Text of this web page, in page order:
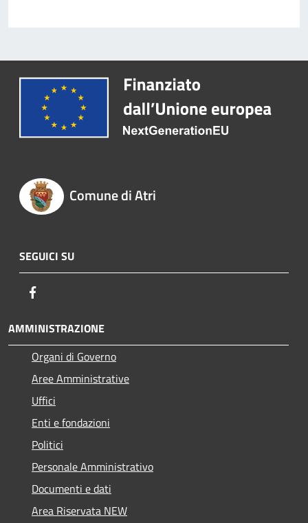
Comune di Atri
SEGUICI SU
AMMINISTRAZIONE
Organi di Governo
Aree Amministrative
Uffici
Enti e fondazioni
Politici
Personale Amministrativo
Documenti e dati
Area Riservata NEW